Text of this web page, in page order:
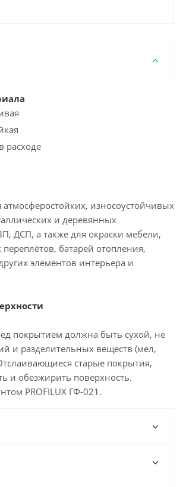
расходе
износоустойчивых
и деревянных
ДСП, а также для окраски мебели,
батарей отопления,
элементов интерьера и
покрытием должна быть сухой, не
и разделительных веществ (мел,
старые покрытия,
и обезжирить поверхность.
PROFILUX ГФ-021.